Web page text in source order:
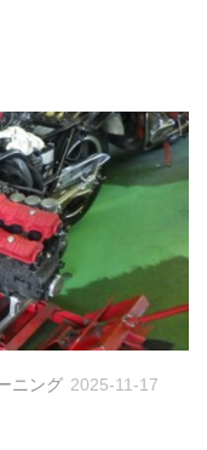
ニング 2025-11-17